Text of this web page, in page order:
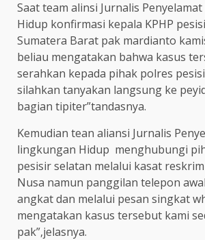
Saat team alinsi Jurnalis
Hidup konfirmasi kepala KPHP
Sumatera Barat pak mardianto
beliau mengatakan bahwa kasus
serahkan kepada pihak polres
silahkan tanyakan langsung ke
bagian tipiter”tandasnya.
Kemudian tean aliansi Jurnalis
lingkungan Hidup menghubungi
pesisir selatan melalui kasat
Nusa namun panggilan telepon
angkat dan melalui pesan singkat
mengatakan kasus tersebut kami
pak”,jelasnya.